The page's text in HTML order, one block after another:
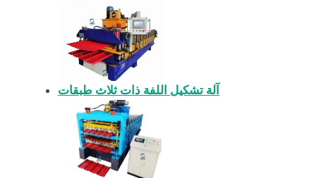
آلة تشكيل اللفة ذات ثلاث طبقات